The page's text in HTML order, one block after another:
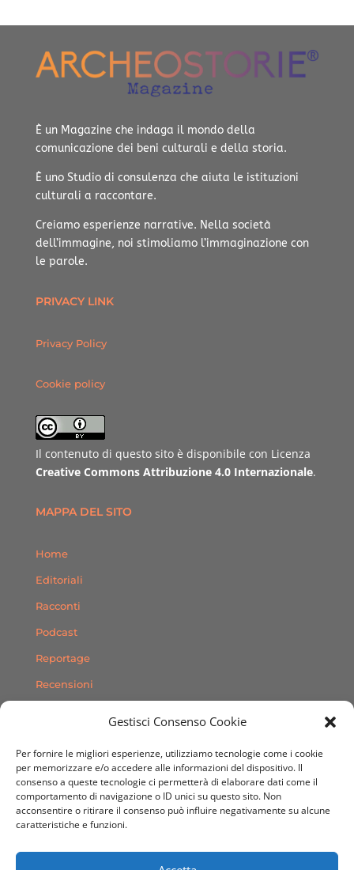
Gestisci Consenso Cookie
Per fornire le migliori esperienze, utilizziamo tecnologie come i cookie
per memorizzare e/o accedere alle informazioni del dispositivo. Il
consenso a queste tecnologie ci permetterà di elaborare dati come il
comportamento di navigazione o ID unici su questo sito. Non
acconsentire o ritirare il consenso può influire negativamente su alcune
caratteristiche e funzioni.
È un Magazine che indaga il mondo della
comunicazione dei beni culturali e della storia.
È uno Studio di consulenza che aiuta le istituzioni
culturali a raccontare.
Creiamo esperienze narrative. Nella società
dell’immagine, noi stimoliamo l’immaginazione con
le parole.
PRIVACY LINK
Privacy Policy
Cookie policy
Il contenuto di questo sito è disponibile con Licenza
Creative Commons Attribuzione 4.0 Internazionale.
MAPPA DEL SITO
Home
Editoriali
Racconti
Podcast
Reportage
Recensioni
Contatti
SEGUICI SUI SOCIAL